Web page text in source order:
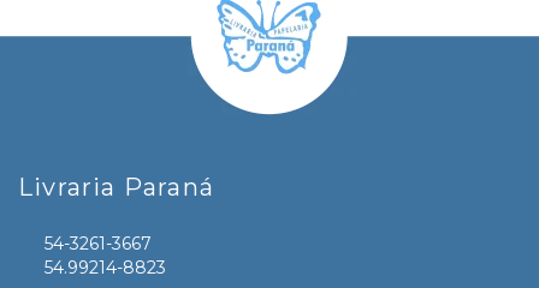
Livraria Paraná
54-3261-3667
54.99214-8823